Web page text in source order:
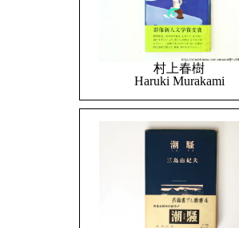
村上春樹
Haruki Murakami